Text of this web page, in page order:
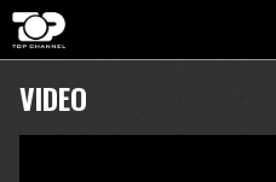
VIDEO